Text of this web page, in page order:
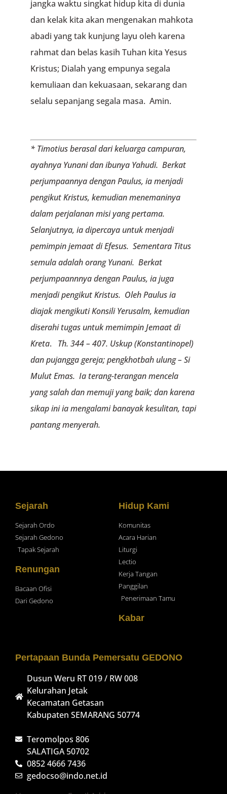
jangka waktu singkat hidup kita di dunia
dan kelak kita akan mengenakan mahkota
abadi yang tak kunjung layu oleh karena
rahmat dan belas kasih Tuhan kita Yesus
Kristus; Dialah yang empunya segala
kemuliaan dan kekuasaan, sekarang dan
selalu sepanjang segala masa. Amin.
* Timotius berasal dari keluarga campuran,
ayahnya Yunani dan ibunya Yahudi. Berkat
perjumpaannya dengan Paulus, ia menjadi
pengikut Kristus, kemudian menemaninya
dalam perjalanan misi yang pertama.
Selanjutnya, ia dipercaya untuk menjadi
pemimpin jemaat di Efesus. Sementara Titus
semula adalah orang Yunani. Berkat
perjumpaannnya dengan Paulus, ia juga
menjadi pengikut Kristus. Oleh Paulus ia
diajak mengikuti Konsili Yerusalm, kemudian
diserahi tugas untuk memimpin Jemaat di
Kreta.
Th. 344 – 407. Uskup (Konstantinopel)
dan pujangga gereja; pengkhotbah ulung – Si
Mulut Emas. Ia terang-terangan mencela
yang salah dan memuji yang baik; dan karena
sikap ini ia mengalami banayak kesulitan, tapi
pantang menyerah.
Sejarah
Sejarah Ordo
Sejarah Gedono
Tapak Sejarah
Renungan
Bacaan Ofisi
Dari Gedono
Hidup Kami
Komunitas
Acara Harian
Liturgi
Lectio
Kerja Tangan
Panggilan
Penerimaan Tamu
Kabar
Pertapaan Bunda Pemersatu GEDONO
Dusun Weru RT 019 / RW 008
Kelurahan Jetak
Kecamatan Getasan
Kabupaten SEMARANG 50774
Teromolpos 806
SALATIGA 50702
0852 4666 7436
gedocso@indo.net.id